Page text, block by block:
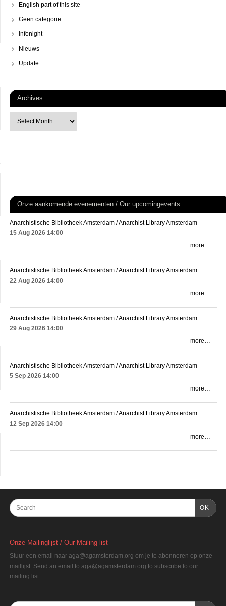
English part of this site
Geen categorie
Infonight
Nieuws
Update
Archives
Onze aankomende evenementen / Our upcomingevents
Anarchistische Bibliotheek Amsterdam / Anarchist Library Amsterdam
15 Aug 2026 14:00
more…
Anarchistische Bibliotheek Amsterdam / Anarchist Library Amsterdam
22 Aug 2026 14:00
more…
Anarchistische Bibliotheek Amsterdam / Anarchist Library Amsterdam
29 Aug 2026 14:00
more…
Anarchistische Bibliotheek Amsterdam / Anarchist Library Amsterdam
5 Sep 2026 14:00
more…
Anarchistische Bibliotheek Amsterdam / Anarchist Library Amsterdam
12 Sep 2026 14:00
more…
OK
Onze Mailinglijst / Our Mailing list
Stuur een email naar aga@agamsterdam.org om je te abonneren op onze
maillijst. Send an email to aga@agamsterdam.org to subscribe to our
mailing list.